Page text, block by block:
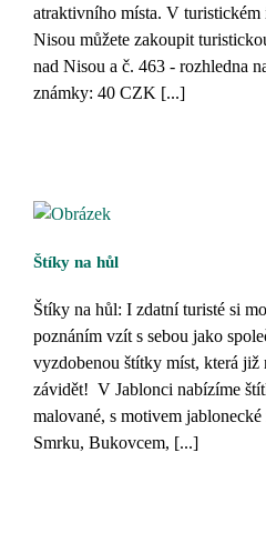
atraktivního místa. V turistickém
Nisou můžete zakoupit
nad Nisou a č. 463 - rozhledna
známky: 40 CZK [...]
Štíky na hůl
Štíky na hůl: I zdatní turisté si
poznáním vzít s sebou jako
vyzdobenou štítky míst, která
závidět! V Jablonci nabízíme
malované, s motivem
Smrku, Bukovcem, [...]